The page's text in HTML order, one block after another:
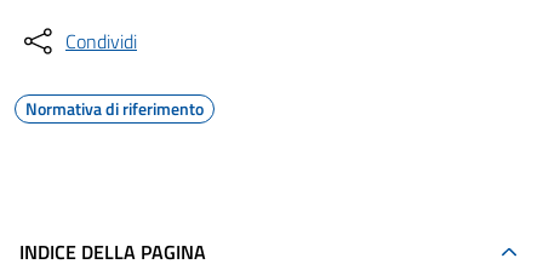
Condividi
Normativa di riferimento
INDICE DELLA PAGINA